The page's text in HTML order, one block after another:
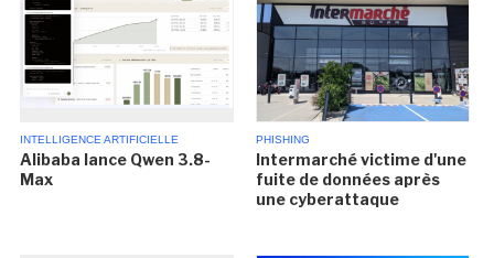
INTELLIGENCE ARTIFICIELLE
Alibaba lance Qwen 3.8-
Max
PHISHING
Intermarché victime d'une
fuite de données après
une cyberattaque